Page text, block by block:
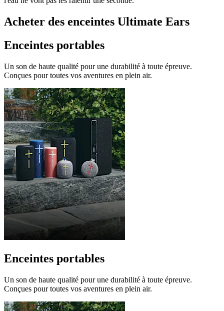
Acheter des enceintes Ultimate Ears
Enceintes portables
Un son de haute qualité pour une durabilité à toute épreuve.
Conçues pour toutes vos aventures en plein air.
Enceintes portables
Un son de haute qualité pour une durabilité à toute épreuve.
Conçues pour toutes vos aventures en plein air.